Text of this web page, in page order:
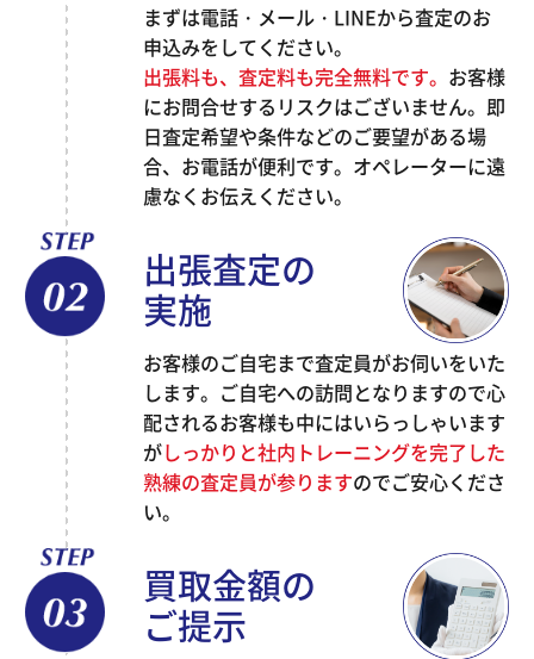
まずは電話・メール・LINEから査定のお
申込みをしてください。
出張料も、査定料も完全無料です。 お客様
にお問合せするリスクはございません。即
日査定希望や条件などのご要望がある場
合、お電話が便利です。オペレーターに遠
慮なくお伝えください。
出張査定の
実施
お客様のご自宅まで査定員がお伺いをいた
します。ご自宅への訪問となりますので心
配されるお客様も中にはいらっしゃいます
がしっかりと社内トレーニングを完了した
熟練の査定員が参りますのでご安心くださ
い。
買取金額の
ご提示